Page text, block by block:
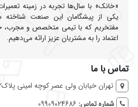
«خانک» با سال‌ها تجربه در زمینه
یکی از پیشگامان این صنعت
مفتخریم که با تیمی متخصص و مجرب،
اعتماد را به مشتریان عزیز ارائه می‌دهیم.
تماس با ما
تهران خیابان ولی عصر کوچه امینی پلاک512
شماره تماس: 09909024686